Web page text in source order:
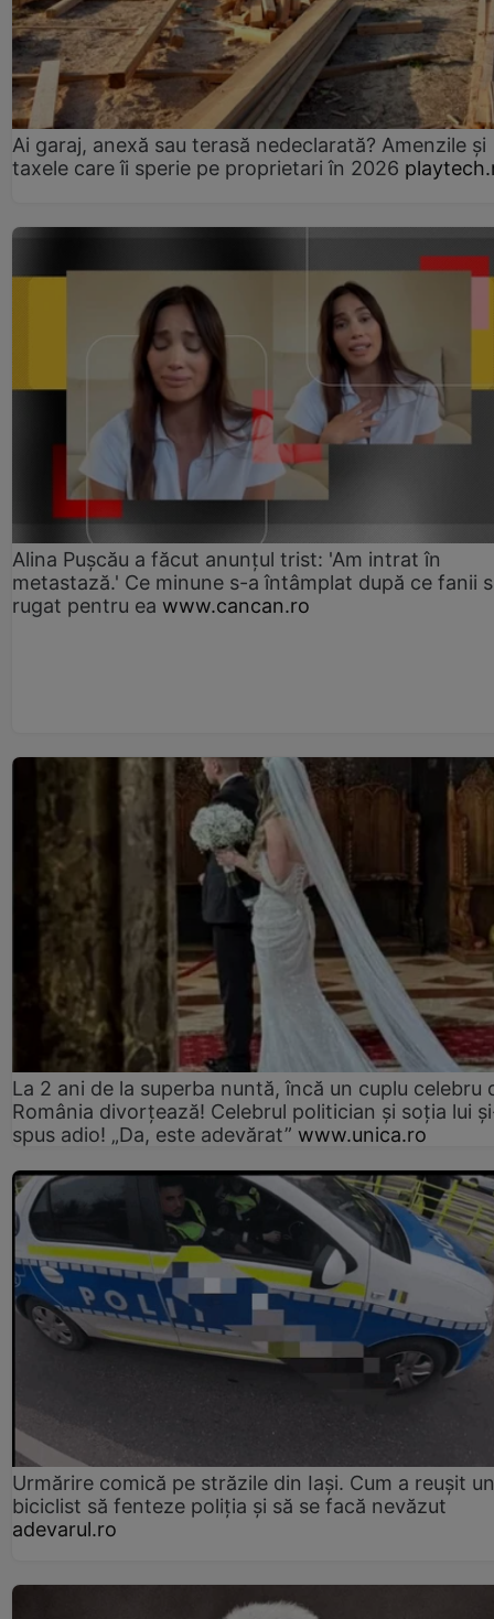
Ai garaj, anexă sau terasă nedeclarată? Amenzile și
taxele care îi sperie pe proprietari în 2026
Alina Pușcău a făcut anunțul trist: 'Am intrat în
metastază.' Ce minune s-a întâmplat după ce fanii
rugat pentru ea www.cancan.ro
La 2 ani de la superba nuntă, încă un cuplu celebru
România divorțează! Celebrul politician și soția lui
spus adio! „Da, este adevărat” www.unica.ro
Urmărire comică pe străzile din Iași. Cum a reușit un
biciclist să fenteze poliția și să se facă nevăzut
adevarul.ro